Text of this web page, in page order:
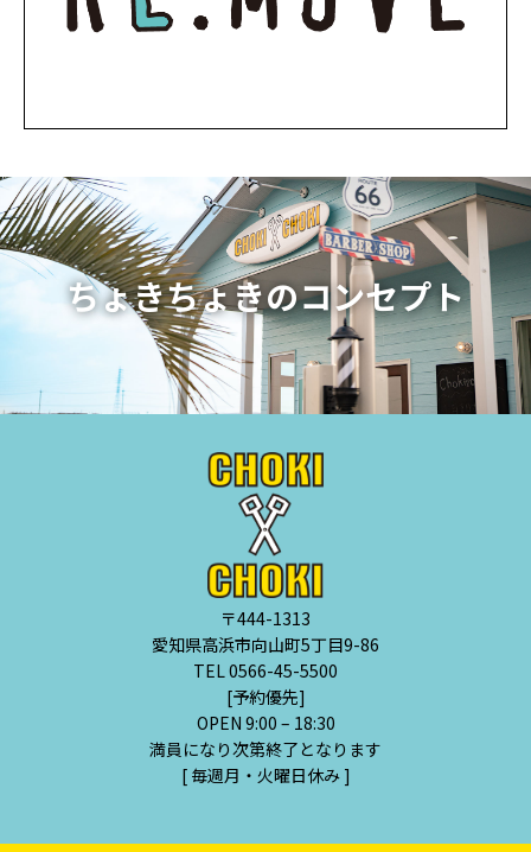
ちょきちょきのコンセプト
〒444-1313
愛知県高浜市向山町5丁目9-86
TEL 0566-45-5500
[予約優先]
OPEN 9:00 – 18:30
満員になり次第終了となります
[ 毎週月・火曜日休み ]